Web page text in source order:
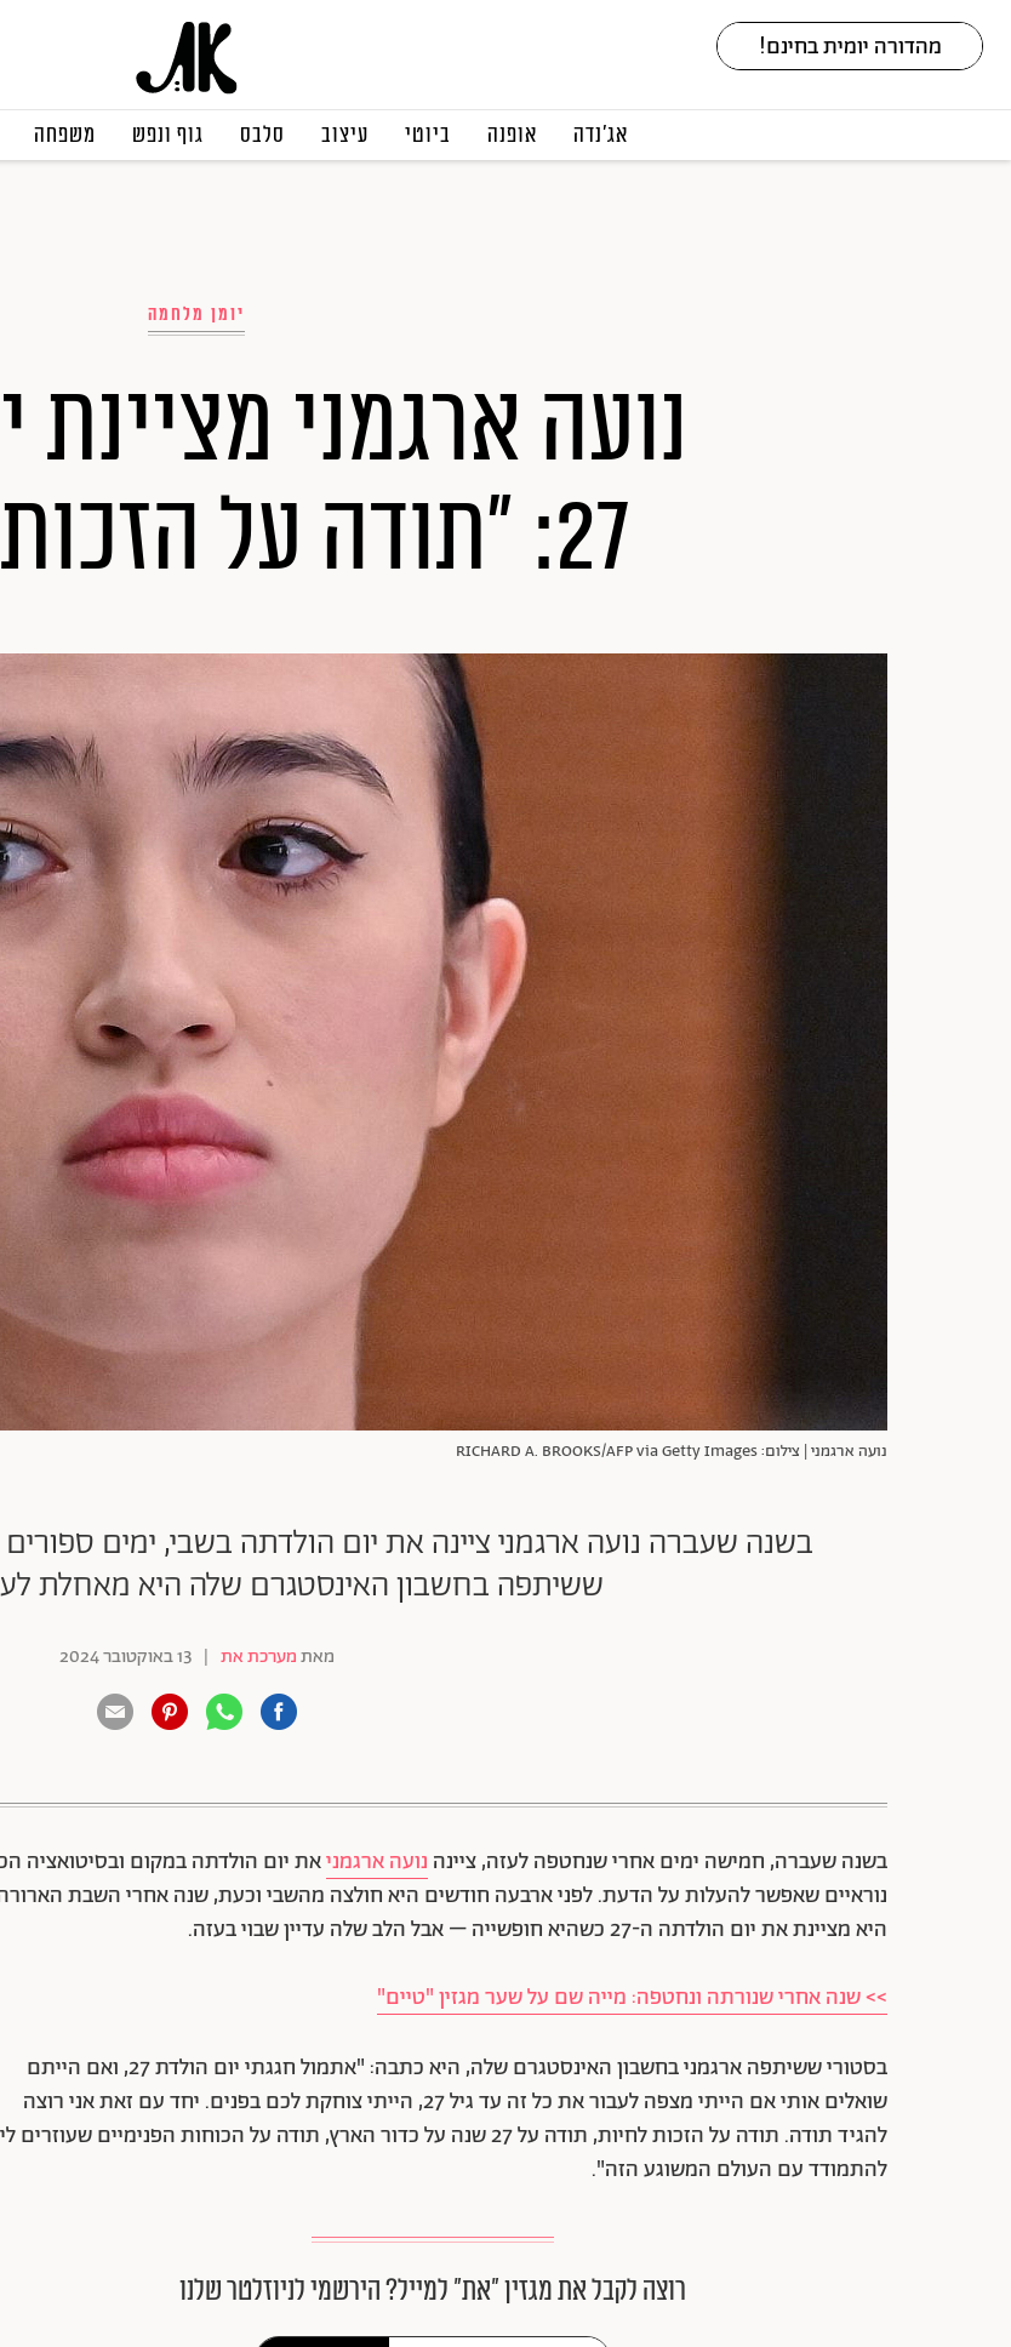
אג׳נדה אופנה ביוטי עיצוב סלבס גוף ונפש משפחה
יומן מלחמה
נועה ארגמני מציינת
27: "תודה על הזכות לחיות"
נועה ארגמני | צילום: RICHARD A. BROOKS/AFP via Getty Images
בשנה שעברה נועה ארגמני ציינה את יום הולדתה בשבי, ימים
ששיתפה בחשבון האינסטגרם שלה היא מאחלת
מאתמערכת את | 13 באוקטובר 2024
בשנה שעברה, חמישה ימים אחרי שנחטפה לעזה, ציינה נועה ארגמניאת יום הולדתה במקום ובסיטואציה
נוראיים שאפשר להעלות על הדעת. לפני ארבעה חודשים היא חולצה מהשבי וכעת, שנה אחרי השבת
היא מציינת את יום הולדתה ה-27 כשהיא חופשייה – אבל הלב שלה עדיין שבוי בעזה.
>> שנה אחרי שנורתה ונחטפה: מייה שם על שער מגזין "טיים"
בסטורי ששיתפה ארגמני בחשבון האינסטגרם שלה, היא כתבה: "אתמול חגגתי יום הולדת 27, ואם הייתם
שואלים אותי אם הייתי מצפה לעבור את כל זה עד גיל 27, הייתי צוחקת לכם בפנים. יחד עם זאת אני רוצה
להגיד תודה. תודה על הזכות לחיות, תודה על 27 שנה על כדור הארץ, תודה על הכוחות הפנימיים שעוזרים לי
להתמודד עם העולם המשוגע הזה".
רוצה לקבל את מגזין ״את״ למייל? הירשמי לניוזלטר שלנו